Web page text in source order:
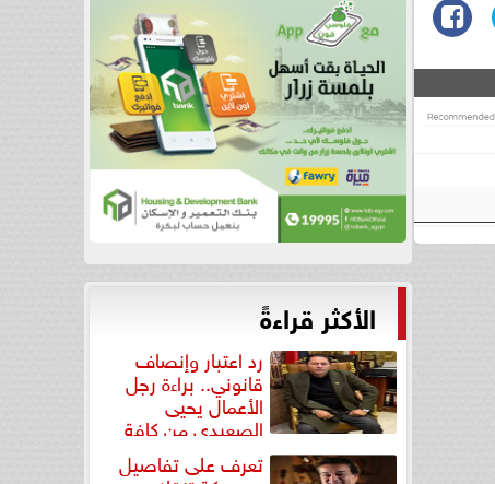
الأكثر قراءةً
رد اعتبار وإنصاف
قانوني.. براءة رجل
الأعمال يحيى
الصعيدي من كافة
التهم... تعرف على تفاصيل